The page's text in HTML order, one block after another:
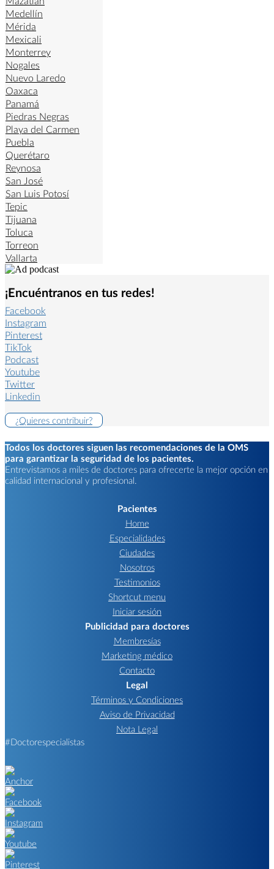
Medellín
Mérida
Mexicali
Monterrey
Nogales
Nuevo Laredo
Oaxaca
Panamá
Piedras Negras
Playa del Carmen
Puebla
Querétaro
Reynosa
San José
San Luis Potosí
Tepic
Tijuana
Toluca
Torreon
Vallarta
¡Encuéntranos en tus redes!
Facebook
Instagram
Pinterest
TikTok
Podcast
Youtube
Twitter
Linkedin
¿Quieres contribuir?
Todos los doctores siguen las recomendaciones de la OMS
para garantizar la seguridad de los pacientes.
Entrevistamos a miles de doctores para ofrecerte la mejor opción en
calidad internacional y profesional.
Pacientes
Home
Especialidades
Ciudades
Nosotros
Testimonios
Shortcut menu
Iniciar sesión
Publicidad para doctores
Membresías
Marketing médico
Contacto
Legal
Términos y Condiciones
Aviso de Privacidad
Nota Legal
#Doctorespecialistas